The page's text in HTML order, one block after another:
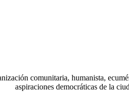
comunitaria, humanista,
aspiraciones democráticas de la